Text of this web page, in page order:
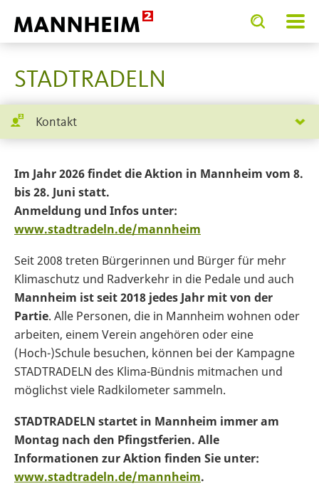
Toggle
search
input
Toggle
search
input
STADTRADELN
Kontakt
Im Jahr 2026 findet die Aktion in Mannheim vom 8.
bis 28. Juni statt.
Anmeldung und Infos unter:
www.stadtradeln.de/mannheim
Seit 2008 treten Bürgerinnen und Bürger für mehr
Klimaschutz und Radverkehr in die Pedale und auch
Mannheim ist seit 2018 jedes Jahr mit von der
Partie. Alle Personen, die in Mannheim wohnen oder
arbeiten, einem Verein angehören oder eine
(Hoch-)Schule besuchen, können bei der Kampagne
STADTRADELN des Klima-Bündnis mitmachen und
möglichst viele Radkilometer sammeln.
STADTRADELN startet in Mannheim immer am
Montag nach den Pfingstferien. Alle
Informationen zur Aktion finden Sie unter:
www.stadtradeln.de/mannheim.